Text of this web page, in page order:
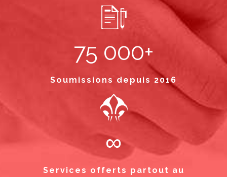
75 000+
Soumissions depuis 2016
∞
Services offerts partout au